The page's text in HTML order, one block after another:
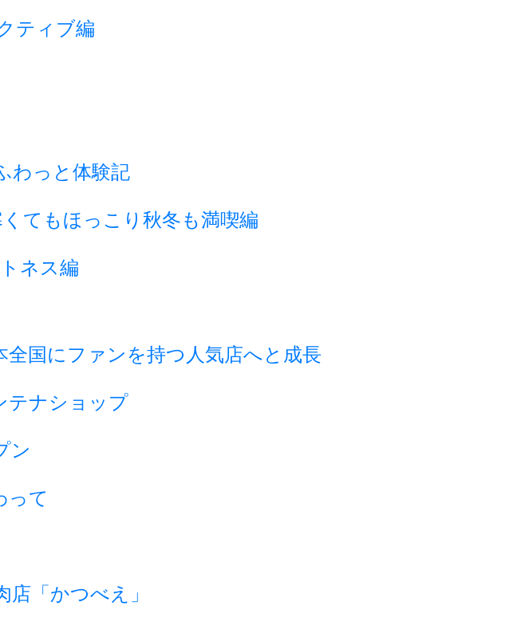
ティブ編
わっと体験記
てもほっこり秋冬も満喫編
ネス編
国にファンを持つ人気店へと成長
テナショップ
ン
って
「かつべえ」